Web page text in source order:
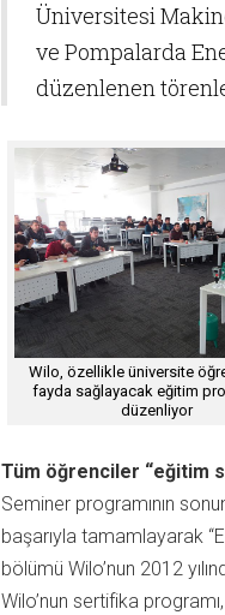
Üniversitesi
ve Pompalarda
düzenlenen
Wilo, özellikle üniversite
fayda sağlayacak eğitim
düzenliyor
Tüm öğrenciler “eğitim
Seminer programının
başarıyla tamamlayarak
bölümü Wilo’nun 2012
Wilo’nun sertifika